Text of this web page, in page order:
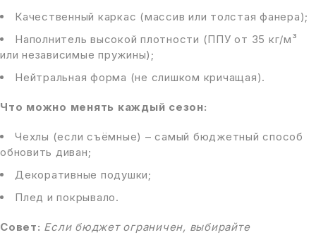
Качественный каркас (массив или толстая фанера);
Наполнитель высокой плотности (ППУ от 35 кг/м³
или независимые пружины);
Нейтральная форма (не слишком кричащая).
Что можно менять каждый сезон:
Чехлы (если съёмные) – самый бюджетный способ
обновить диван;
Декоративные подушки;
Плед и покрывало.
Совет: Если бюджет ограничен, выбирайте